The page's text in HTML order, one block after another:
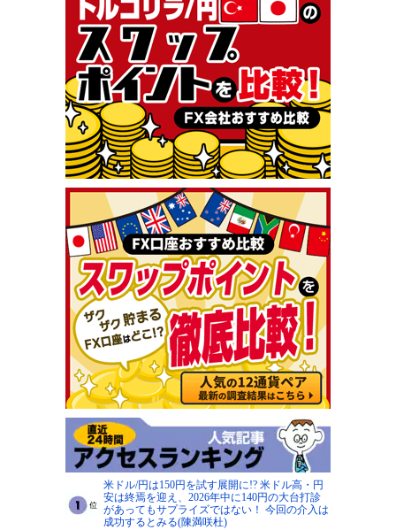
米ドル/円は150円を試す展開に!? 米ドル高・円
安は終焉を迎え、2026年中に140円の大台打診
があってもサプライズではない！ 今回の介入は
成功するとみる(陳満咲杜)